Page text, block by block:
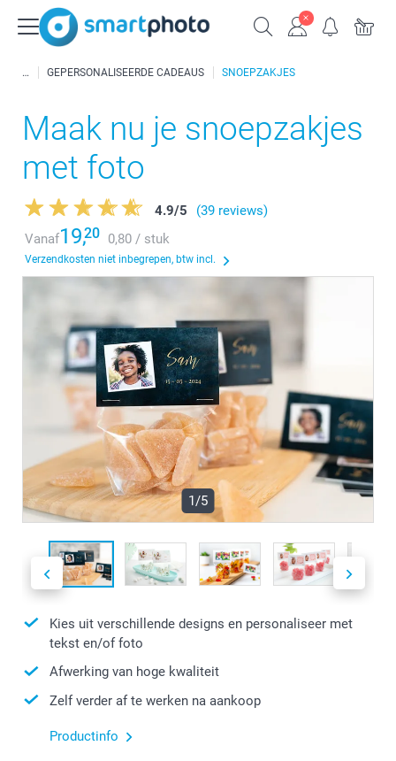
GEPERSONALISEERDE CADEAUS SNOEPZAKJES
Maak nu je snoepzakjes
met foto
4.9/5
(39 reviews)
Vanaf19,20 0,80 / stuk
Verzendkosten niet inbegrepen, btw incl.
1/5
Kies uit verschillende designs en personaliseer met
tekst en/of foto
Afwerking van hoge kwaliteit
Zelf verder af te werken na aankoop
Productinfo